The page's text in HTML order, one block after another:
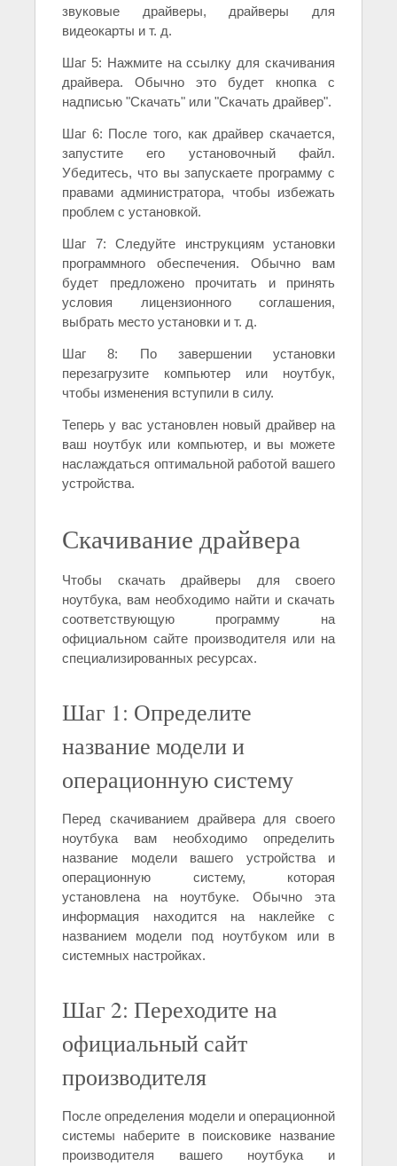
звуковые драйверы, драйверы для
видеокарты и т. д.
Шаг 5: Нажмите на ссылку для скачивания
драйвера. Обычно это будет кнопка с
надписью "Скачать" или "Скачать драйвер".
Шаг 6: После того, как драйвер скачается,
запустите его установочный файл.
Убедитесь, что вы запускаете программу с
правами администратора, чтобы избежать
проблем с установкой.
Шаг 7: Следуйте инструкциям установки
программного обеспечения. Обычно вам
будет предложено прочитать и принять
условия лицензионного соглашения,
выбрать место установки и т. д.
Шаг 8: По завершении установки
перезагрузите компьютер или ноутбук,
чтобы изменения вступили в силу.
Теперь у вас установлен новый драйвер на
ваш ноутбук или компьютер, и вы можете
наслаждаться оптимальной работой вашего
устройства.
Скачивание драйвера
Чтобы скачать драйверы для своего
ноутбука, вам необходимо найти и скачать
соответствующую программу на
официальном сайте производителя или на
специализированных ресурсах.
Шаг 1: Определите
название модели и
операционную систему
Перед скачиванием драйвера для своего
ноутбука вам необходимо определить
название модели вашего устройства и
операционную систему, которая
установлена на ноутбуке. Обычно эта
информация находится на наклейке с
названием модели под ноутбуком или в
системных настройках.
Шаг 2: Переходите на
официальный сайт
производителя
После определения модели и операционной
системы наберите в поисковике название
производителя вашего ноутбука и